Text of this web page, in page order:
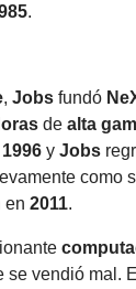
.
, Jobs fundó
de alta
1996 y Jobs
como
en 2011.
se vendió mal.